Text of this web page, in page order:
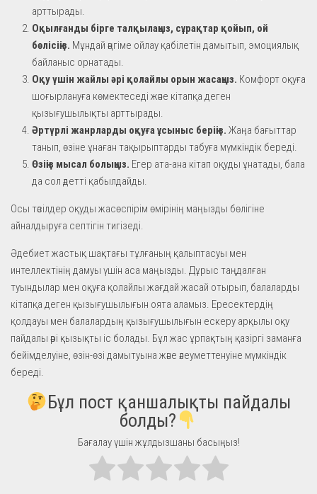
арттырады.
Оқылғанды бірге талқылаңыз, сұрақтар қойып, ой
бөлісіңіз. Мұндай әңгіме ойлау қабілетін дамытып, эмоциялық
байланыс орнатады.
Оқу үшін жайлы әрі қолайлы орын жасаңыз. Комфорт оқуға
шоғырлануға көмектеседі және кітапқа деген
қызығушылықты арттырады.
Әртүрлі жанрларды оқуға ұсыныс беріңіз. Жаңа бағыттар
танып, өзіне ұнаған тақырыптарды табуға мүмкіндік береді.
Өзіңіз мысал болыңыз. Егер ата-ана кітап оқуды ұнатады, бала
да сол әдетті қабылдайды.
Осы тәсілдер оқуды жасөспірім өмірінің маңызды бөлігіне
айналдыруға септігін тигізеді.
Әдебиет жастық шақтағы тұлғаның қалыптасуы мен
интеллектінің дамуы үшін аса маңызды. Дұрыс таңдалған
туындылар мен оқуға қолайлы жағдай жасай отырып, балаларды
кітапқа деген қызығушылығын оята аламыз. Ересектердің
қолдауы мен балалардың қызығушылығын ескеру арқылы оқу
пайдалы әрі қызықты іс болады. Бұл жас ұрпақтың қазіргі заманға
бейімделуіне, өзін-өзі дамытуына және әлеуметтенуіне мүмкіндік
береді.
Бұл пост қаншалықты пайдалы
болды?
Бағалау үшін жұлдызшаны басыңыз!